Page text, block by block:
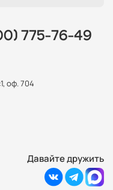
775-76-49
оф. 704
Давайте дружить